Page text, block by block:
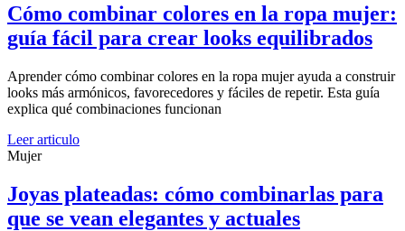
Cómo combinar colores en la ropa mujer:
guía fácil para crear looks equilibrados
Aprender cómo combinar colores en la ropa mujer ayuda a construir
looks más armónicos, favorecedores y fáciles de repetir. Esta guía
explica qué combinaciones funcionan
Leer articulo
Mujer
Joyas plateadas: cómo combinarlas para
que se vean elegantes y actuales